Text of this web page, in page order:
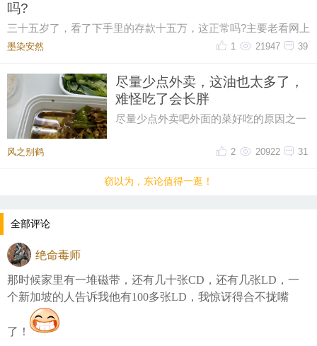
吗?
三十五岁了，看了下手里的存款十五万，这正常吗?主要老看网上
有人说这个年纪起码五十万起步，我身边有些朋
墨染安然ゝ 39
21947
1
尽量少点外卖，这油也太多了，
难怪吃了会长胖
尽量少点外卖吧外面的菜好吃的原因之一
风之别鹤 31
20922
2
窃以为，东论值得一逛！
全部评论
绝命毒师
那时候家里有一堆磁带，还有几十张CD，还有几张LD，一
个新加坡的人告诉我他有100多张LD，我惊讶得合不拢嘴
了！